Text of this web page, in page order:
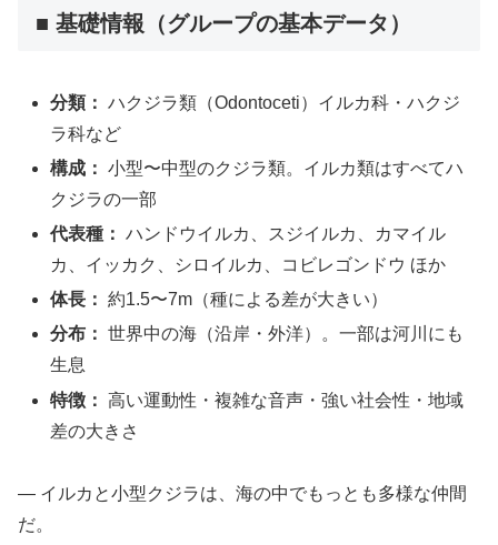
■ 基礎情報（グループの基本データ）
分類： ハクジラ類（Odontoceti）イルカ科・ハクジ
ラ科など
構成： 小型〜中型のクジラ類。イルカ類はすべてハ
クジラの一部
代表種： ハンドウイルカ、スジイルカ、カマイル
カ、イッカク、シロイルカ、コビレゴンドウ ほか
体長： 約1.5〜7m（種による差が大きい）
分布： 世界中の海（沿岸・外洋）。一部は河川にも
生息
特徴： 高い運動性・複雑な音声・強い社会性・地域
差の大きさ
― イルカと小型クジラは、海の中でもっとも多様な仲間
だ。